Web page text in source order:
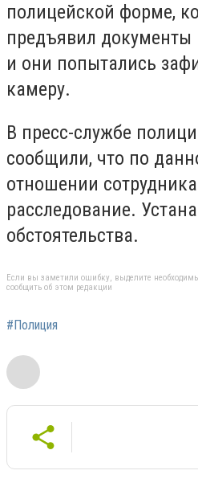
полицейской форме,
предъявил документы
и они попытались
камеру.
В пресс-службе
сообщили, что по
отношении
расследование.
обстоятельства.
Если вы заметили ошибку, выделите
сообщить об этом редакции
#Полиция